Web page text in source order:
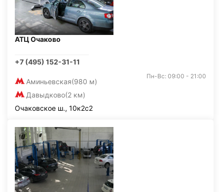
АТЦ Очаково
+7 (495) 152-31-11
Аминьевская(980 м)
Давыдково(2 км)
Пн-Вс: 09:00 - 21:00
Очаковское ш., 10к2с2